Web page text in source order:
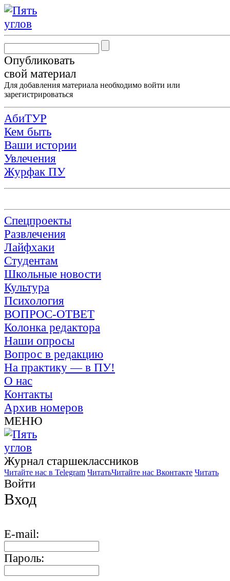
Опубликовать
свой материал
Для добавления материала необходимо войти или
зарегистрироваться
АбиТУР
Кем быть
Ваши истории
Увлечения
Журфак ПУ
Спецпроекты
Развлечения
Лайфхаки
Студентам
Школьные новости
Культура
Психология
ВОПРОС-ОТВЕТ
Колонка редактора
Наши опросы
Вопрос в редакцию
На практику — в ПУ!
О нас
Контакты
Архив номеров
МЕНЮ
Журнал старшекласcников
Читайте нас в Telegram ЧитатьЧитайте нас Вконтакте Читать
Войти
Вход
E-mail:
Пароль: